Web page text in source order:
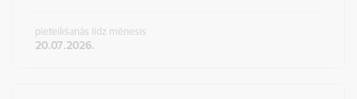
pieteikšanās līdz mēnesis
20.07.2026.